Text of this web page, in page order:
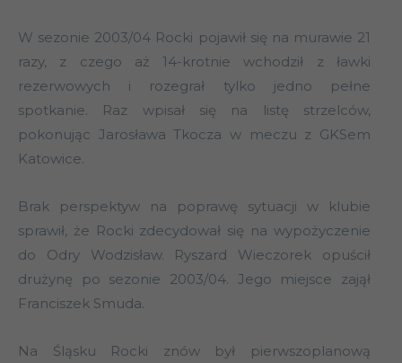
W sezonie 2003/04 Rocki pojawił się na murawie 21
razy, z czego aż 14-krotnie wchodził z ławki
rezerwowych i rozegrał tylko jedno pełne
spotkanie. Raz wpisał się na listę strzelców,
pokonując Jarosława Tkocza w meczu z GKSem
Katowice.
Brak perspektyw na poprawę sytuacji w klubie
sprawił, że Rocki zdecydował się na wypożyczenie
do Odry Wodzisław. Ryszard Wieczorek opuścił
drużynę po sezonie 2003/04. Jego miejsce zajął
Franciszek Smuda.
Na Śląsku Rocki znów był pierwszoplanową